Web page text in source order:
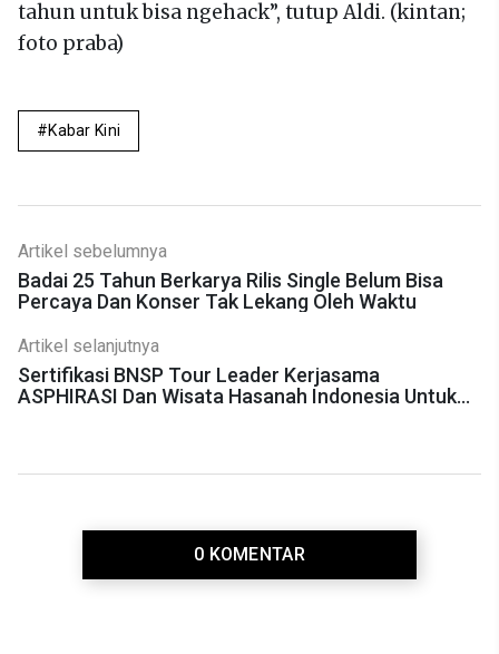
tahun untuk bisa ngehack”, tutup Aldi. (kintan;
foto praba)
Kabar Kini
Artikel sebelumnya
Badai 25 Tahun Berkarya Rilis Single Belum Bisa
Percaya Dan Konser Tak Lekang Oleh Waktu
Artikel selanjutnya
Sertifikasi BNSP Tour Leader Kerjasama
ASPHIRASI Dan Wisata Hasanah Indonesia Untuk
0 KOMENTAR